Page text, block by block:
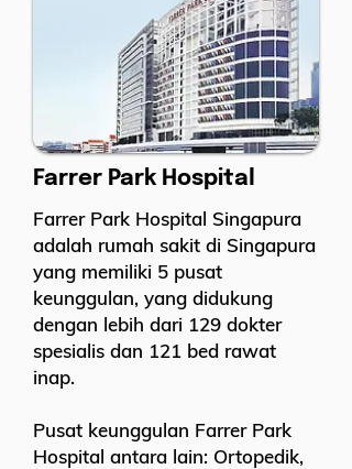
Farrer Park Hospital
Farrer Park Hospital Singapura
adalah rumah sakit di Singapura
yang memiliki 5 pusat
keunggulan, yang didukung
dengan lebih dari 129 dokter
spesialis dan 121 bed rawat
inap.
Pusat keunggulan Farrer Park
Hospital antara lain: Ortopedik,